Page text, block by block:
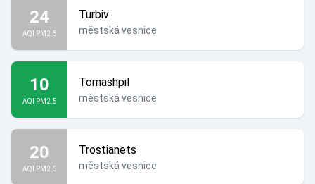
24
AQI PM2.5
Turbiv
městská vesnice
10
AQI PM2.5
Tomashpil
městská vesnice
20
AQI PM2.5
Trostianets
městská vesnice